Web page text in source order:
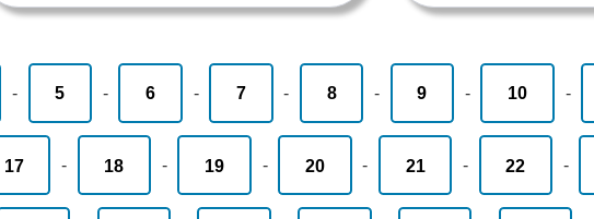
- 5 - 6 - 7 - 8 - 9 - 10 -
17 - 18 - 19 - 20 - 21 - 22 -